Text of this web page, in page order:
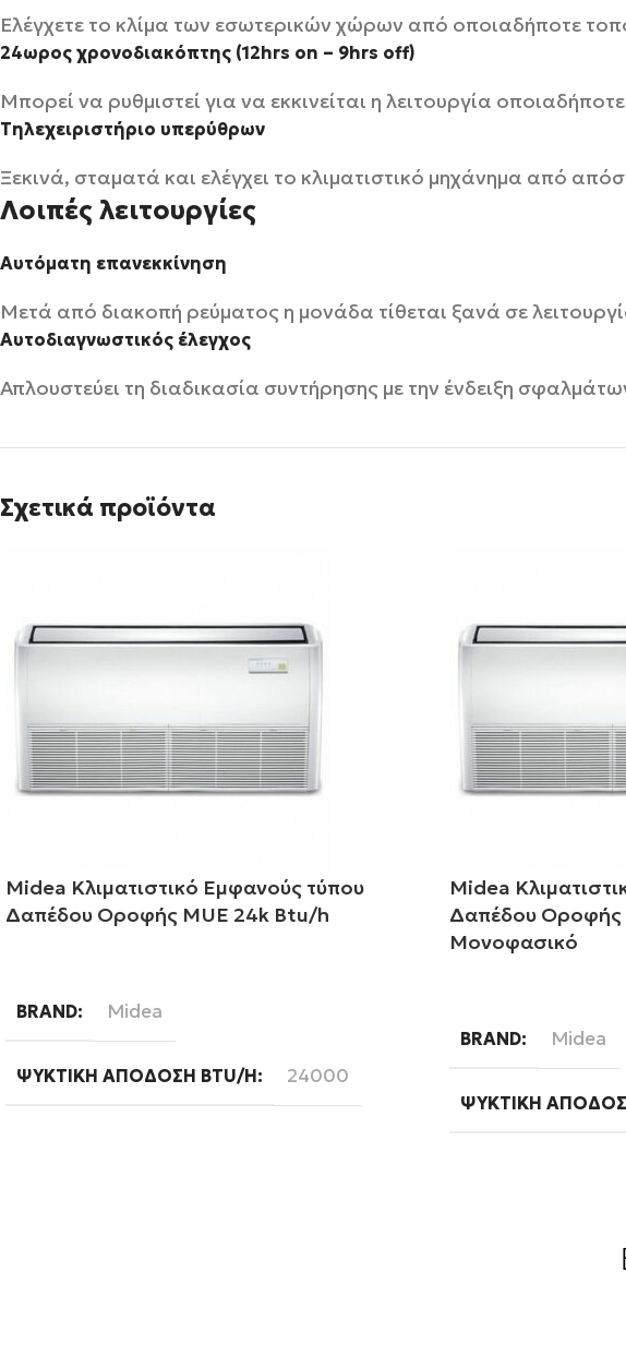
Ελέγχετε το κλίμα των εσωτερικών χώρων από οποιαδήποτε
24ωρος χρονοδιακόπτης (12hrs on – 9hrs off)
Μπορεί να ρυθμιστεί για να εκκινείται η λειτουργία
Τηλεχειριστήριο υπερύθρων
Ξεκινά, σταματά και ελέγχει το κλιματιστικό μηχάνημα από
Λοιπές λειτουργίες
Αυτόματη επανεκκίνηση
Μετά από διακοπή ρεύματος η μονάδα τίθεται ξανά σε
Αυτοδιαγνωστικός έλεγχος
Απλουστεύει τη διαδικασία συντήρησης με την ένδειξη
Σχετικά προϊόντα
Midea Κλιματιστικό Εμφανούς τύπου
Δαπέδου Οροφής MUE 24k Btu/h
BRAND Midea
ΨΥΚΤΙΚΉ ΑΠΌΔΟΣΗ BTU/H 24000
Midea
Δαπέδου Οροφής
Μονοφασικό
BRAND Midea
ΨΥΚΤΙΚΉ